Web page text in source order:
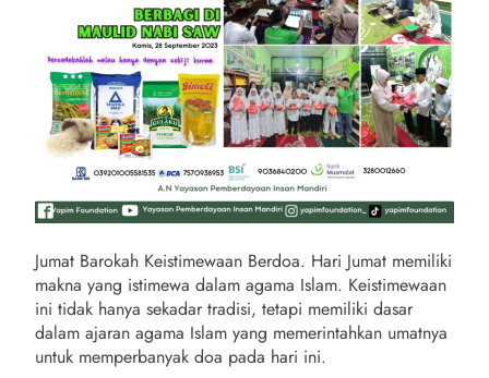
Jumat Barokah Keistimewaan Berdoa. Hari Jumat memiliki
makna yang istimewa dalam agama Islam. Keistimewaan
ini tidak hanya sekadar tradisi, tetapi memiliki dasar
dalam ajaran agama Islam yang memerintahkan umatnya
untuk memperbanyak doa pada hari ini.